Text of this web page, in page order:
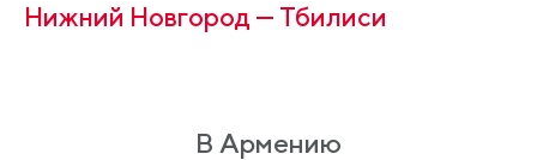
Нижний Новгород — Тбилиси
В Армению